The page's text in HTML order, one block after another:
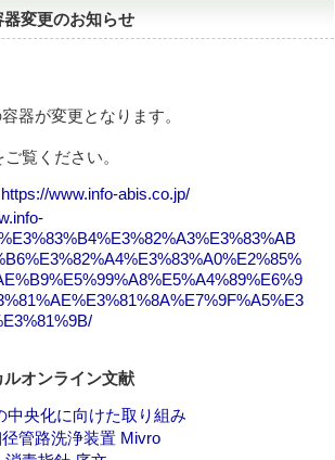
変更のお知らせ
器が変更となります。
覧ください。
https://www.info-abis.co.jp/
オンライン文献
中央化に向けた取り組み
管路洗浄装置 Mivro